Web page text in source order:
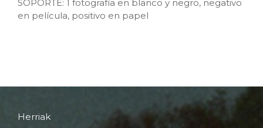
SOPORTE: 1 fotografía en blanco y negro, negativo
en película, positivo en papel
Herriak